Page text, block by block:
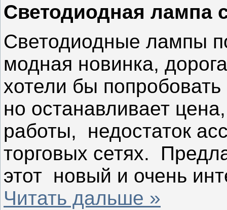
Светодиодная лампа
Светодиодные лампы
модная новинка,
хотели бы
но останавливает
работы, недостаток
торговых сетях.
этот новый и очень
Читать дальше »